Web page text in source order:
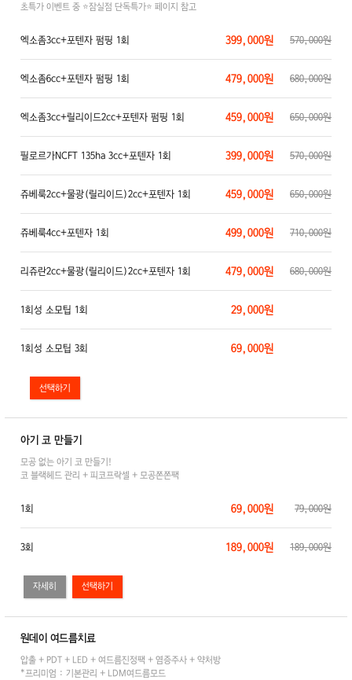
초특가 이벤트 중 ⭐️잠실점 단독특가⭐️ 페이지 참고
엑소좀3cc+포텐자 펌핑 1회 399,000원 570,000원
엑소좀6cc+포텐자 펌핑 1회 479,000원 680,000원
엑소좀3cc+릴리이드2cc+포텐자 펌핑 1회 459,000원 650,000원
필로르가NCFT 135ha 3cc+포텐자 1회 399,000원 570,000원
쥬베룩2cc+물광(릴리이드)2cc+포텐자 1회 459,000원 650,000원
쥬베룩4cc+포텐자 1회 499,000원 710,000원
리쥬란2cc+물광(릴리이드)2cc+포텐자 1회 479,000원 680,000원
1회성 소모팁 1회 29,000원
1회성 소모팁 3회 69,000원
아기 코 만들기
모공 없는 아기 코 만들기!
코 블랙헤드 관리 + 피코프락셀 + 모공쫀쫀팩
자세히
1회 69,000원 79,000원
3회 189,000원 189,000원
원데이 여드름치료
압출 + PDT + LED + 여드름진정팩 + 염증주사 + 약처방
*프리미엄 : 기본관리 + LDM여드름모드